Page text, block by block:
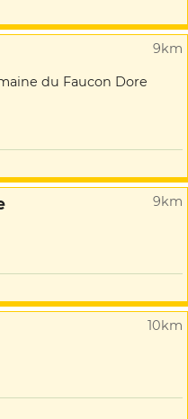
9km
du Faucon Dore
9km
10km